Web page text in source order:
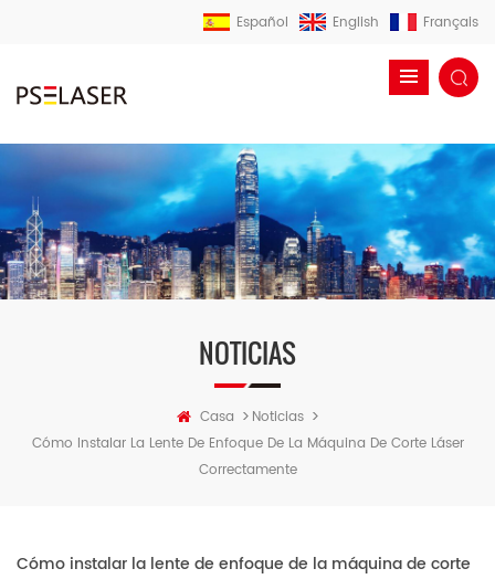
Español English Français
NOTICIAS
Casa > Noticias >
Cómo Instalar La Lente De Enfoque De La Máquina De Corte Láser
Correctamente
Cómo instalar la lente de enfoque de la máquina de corte